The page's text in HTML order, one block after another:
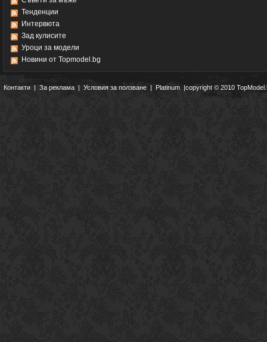
Тенденции
Интервюта
Зад кулисите
Уроци за модели
Новини от Topmodel.bg
Контакти|За реклама | Условия за ползване | Platinum |copyright © 2010